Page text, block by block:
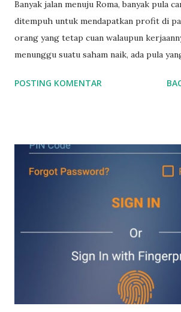
Banyak jalan menuju Roma, banyak pula
ditempuh untuk mendapatkan profit di
orang yang tetap cuan walaupun
menunggu suatu saham naik, ada pula
menit. Nah ada pula yang cuan dari
baru. Apa yang harus kita lakukan
IPO? Tentu saja kita sudah harus
saham (termasuk saham2 IPO) ,
utang perusahaan). Bagi kamu yang mau
pertama sekali maupun jika mau buka
diversifikasi portfolio, kamu bisa klik
bawah ini. Jika ada yang kurang jelas,
POSTING KOMENTAR